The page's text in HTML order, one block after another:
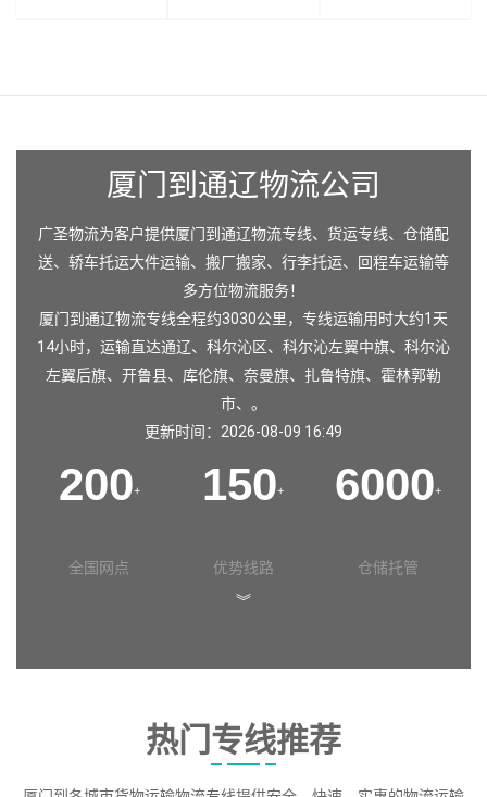
厦门到通辽物流公司
广圣物流为客户提供厦门到通辽物流专线、货运专线、仓储配
送、轿车托运大件运输、搬厂搬家、行李托运、回程车运输等
多方位物流服务！
厦门到通辽物流专线全程约3030公里，专线运输用时大约1天
14小时，运输直达通辽、 科尔沁区、 科尔沁左翼中旗、 科尔沁
左翼后旗、 开鲁县、 库伦旗、 奈曼旗、 扎鲁特旗、 霍林郭勒
市、。
更新时间：2026-08-09 16:49
200+
全国网点
150+
优势线路
6000+
仓储托管
︾
热门专线推荐